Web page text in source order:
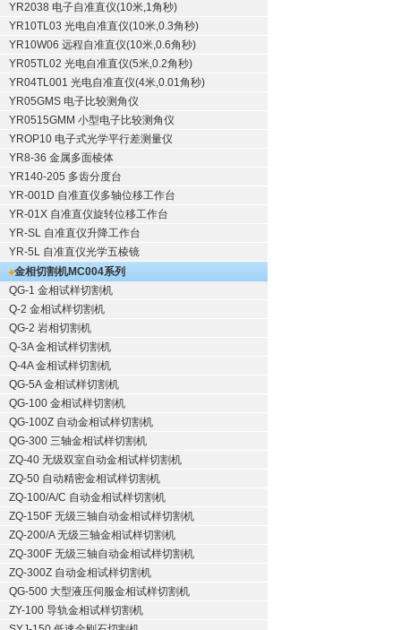
YR2038 电子自准直仪(10米,1角秒)
YR10TL03 光电自准直仪(10米,0.3角秒)
YR10W06 远程自准直仪(10米,0.6角秒)
YR05TL02 光电自准直仪(5米,0.2角秒)
YR04TL001 光电自准直仪(4米,0.01角秒)
YR05GMS 电子比较测角仪
YR0515GMM 小型电子比较测角仪
YROP10 电子式光学平行差测量仪
YR8-36 金属多面棱体
YR140-205 多齿分度台
YR-001D 自准直仪多轴位移工作台
YR-01X 自准直仪旋转位移工作台
YR-SL 自准直仪升降工作台
YR-5L 自准直仪光学五棱镜
金相切割机MC004系列
QG-1 金相试样切割机
Q-2 金相试样切割机
QG-2 岩相切割机
Q-3A 金相试样切割机
Q-4A 金相试样切割机
QG-5A 金相试样切割机
QG-100 金相试样切割机
QG-100Z 自动金相试样切割机
QG-300 三轴金相试样切割机
ZQ-40 无级双室自动金相试样切割机
ZQ-50 自动精密金相试样切割机
ZQ-100/A/C 自动金相试样切割机
ZQ-150F 无级三轴自动金相试样切割机
ZQ-200/A 无级三轴金相试样切割机
ZQ-300F 无级三轴自动金相试样切割机
ZQ-300Z 自动金相试样切割机
QG-500 大型液压伺服金相试样切割机
ZY-100 导轨金相试样切割机